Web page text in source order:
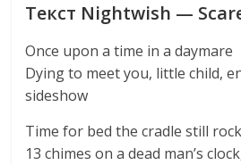
Текст Nightwish —
Once upon a time in a daymare
Dying to meet you, little child,
sideshow
Time for bed the cradle still
13 chimes on a dead man’s